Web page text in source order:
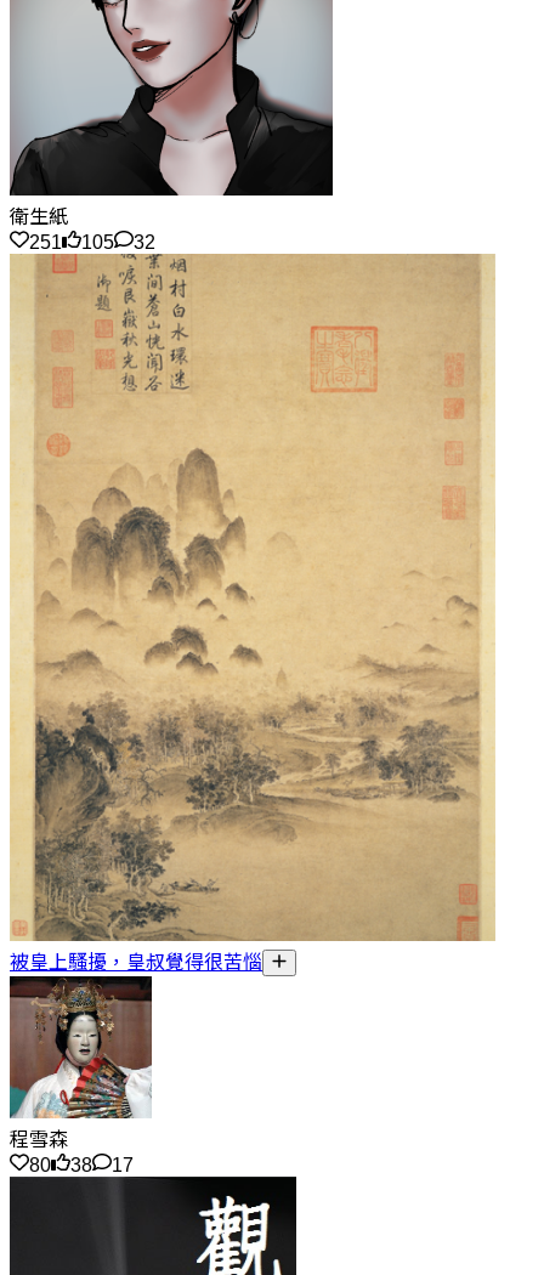
衛生紙
251
105 32
被皇上騷擾，皇叔覺得很苦惱
程雪森
80
38 17